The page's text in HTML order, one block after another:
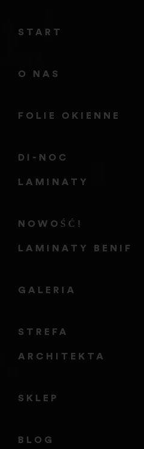
START
O NAS
FOLIE OKIENNE
DI-NOC
LAMINATY
NOWOŚĆ!
LAMINATY BENIF
GALERIA
STREFA
ARCHITEKTA
SKLEP
BLOG